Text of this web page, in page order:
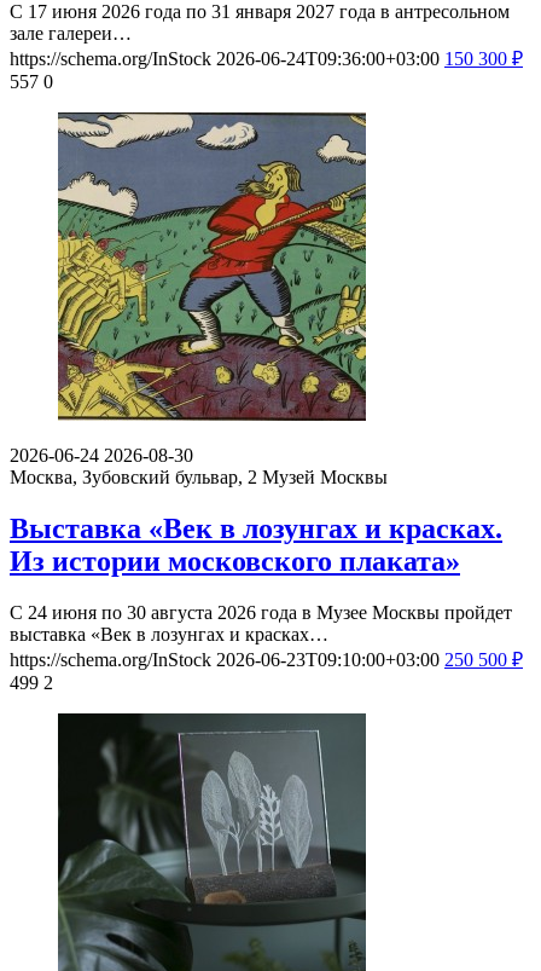
С 17 июня 2026 года по 31 января 2027 года в антресольном
зале галереи…
https://schema.org/InStock 2026-06-24T09:36:00+03:00 150 300 ₽
557 0
2026-06-24 2026-08-30
Москва, Зубовский бульвар, 2 Музей Москвы
Выставка «Век в лозунгах и красках.
Из истории московского плаката»
С 24 июня по 30 августа 2026 года в Музее Москвы пройдет
выставка «Век в лозунгах и красках…
https://schema.org/InStock 2026-06-23T09:10:00+03:00 250 500 ₽
499 2